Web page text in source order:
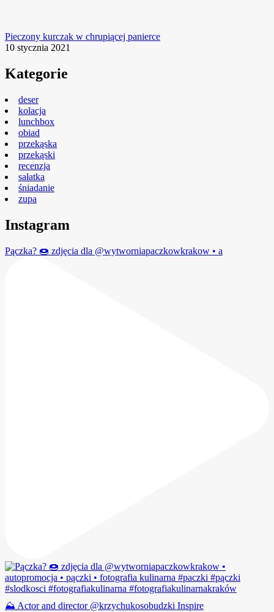
Pieczony kurczak w chrupiącej panierce
10 stycznia 2021
Kategorie
deser
kolacja
lunchbox
obiad
przekąska
przekąski
recenzja
sałatka
śniadanie
zupa
Instagram
Pączka? 🍩 zdjęcia dla @wytworniapaczkowkrakow • a
⛰️ Actor and director @krzychukosobudzki Inspire